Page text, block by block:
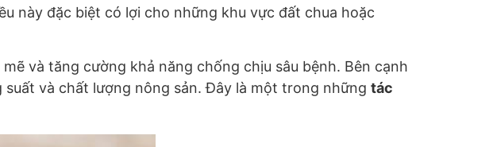
này đặc biệt có lợi cho những khu vực đất chua hoặc
và tăng cường khả năng chống chịu sâu bệnh. Bên cạnh
và chất lượng nông sản. Đây là một trong những tác